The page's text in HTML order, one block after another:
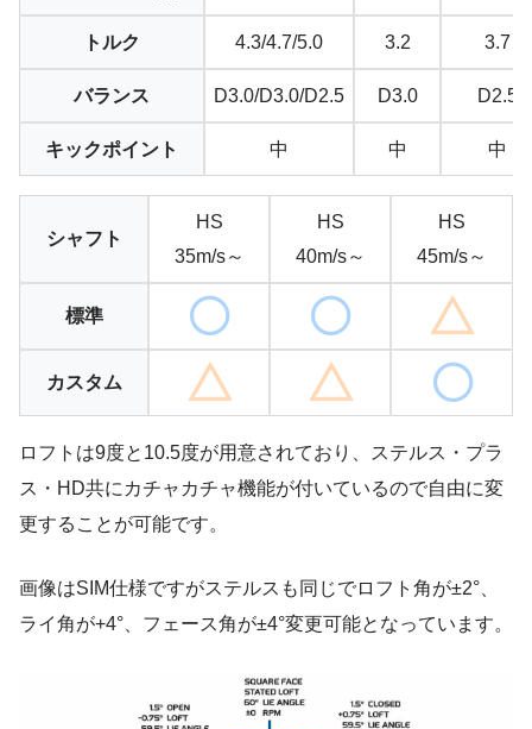
トルク 4.3/4.7/5.0 3.2 3.7
バランス D3.0/D3.0/D2.5 D3.0 D2.5
キックポイント 中 中 中
シャフト
HS
35m/s～
HS
40m/s～
HS
45m/s～
標準
カスタム
ロフトは9度と10.5度が用意されており、ステルス・プラ
ス・HD共にカチャカチャ機能が付いているので自由に変
更することが可能です。
画像はSIM仕様ですがステルスも同じでロフト角が±2°、
ライ角が+4°、フェース角が±4°変更可能となっています。